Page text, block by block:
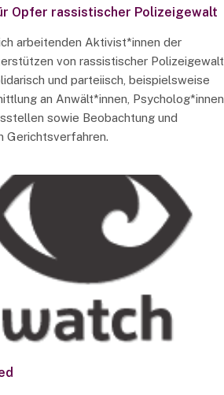
Opfer rassistischer Polizeigewalt
arbeitenden Aktivist*innen der
von rassistischer Polizeigewalt
und parteiisch, beispielsweise
an Anwält*innen, Psycholog*innen
sowie Beobachtung und
Gerichtsverfahren.